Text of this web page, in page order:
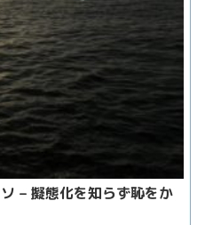
– 擬態化を知らず恥をか